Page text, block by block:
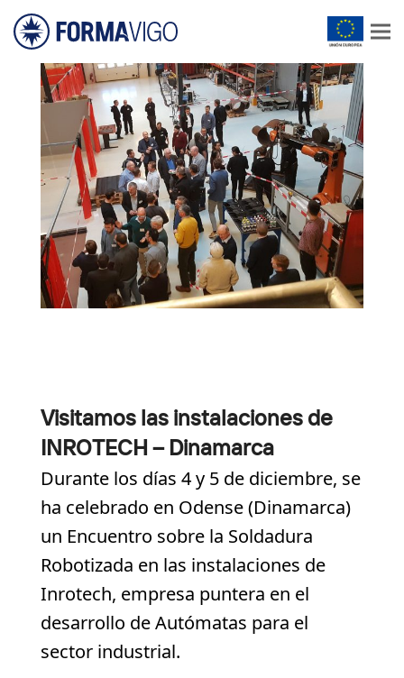
Visitamos las instalaciones de
INROTECH – Dinamarca
Durante los días 4 y 5 de diciembre, se
ha celebrado en Odense (Dinamarca)
un Encuentro sobre la Soldadura
Robotizada en las instalaciones de
Inrotech, empresa puntera en el
desarrollo de Autómatas para el
sector industrial.